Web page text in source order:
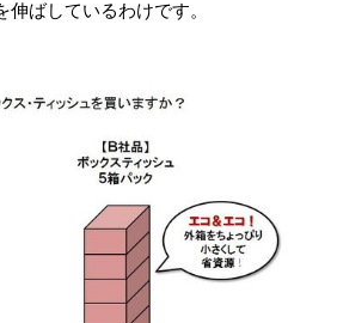
ばしているわけです。